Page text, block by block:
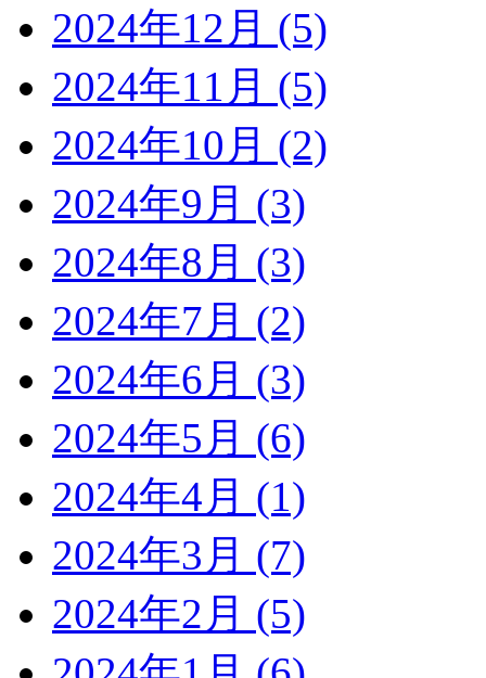
2024年12月 (5)
2024年11月 (5)
2024年10月 (2)
2024年9月 (3)
2024年8月 (3)
2024年7月 (2)
2024年6月 (3)
2024年5月 (6)
2024年4月 (1)
2024年3月 (7)
2024年2月 (5)